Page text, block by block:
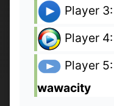
Player 3:
Player 4:
Player 5:
wawacity